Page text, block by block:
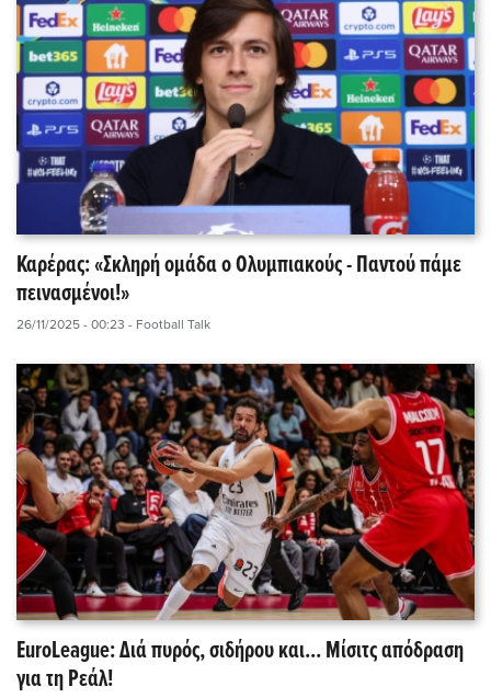
Καρέρας: «Σκληρή ομάδα ο Ολυμπιακούς - Παντού πάμε
πεινασμένοι!»
26/11/2025 - 00:23 - Football Talk
EuroLeague: Διά πυρός, σιδήρου και... Μίσιτς απόδραση
για τη Ρεάλ!